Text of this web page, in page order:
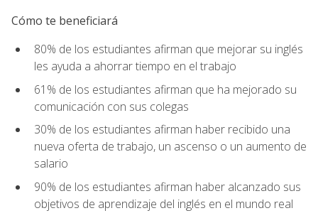
Cómo te beneficiará
80% de los estudiantes afirman que mejorar su inglés
les ayuda a ahorrar tiempo en el trabajo
61% de los estudiantes afirman que ha mejorado su
comunicación con sus colegas
30% de los estudiantes afirman haber recibido una
nueva oferta de trabajo, un ascenso o un aumento de
salario
90% de los estudiantes afirman haber alcanzado sus
objetivos de aprendizaje del inglés en el mundo real